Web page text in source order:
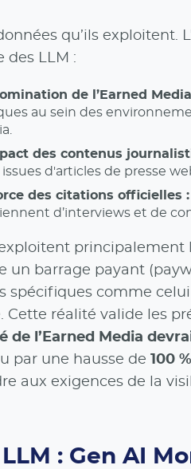
qu’ils exploitent.
des LLM :
de l’Earned
au sein des
des contenus
d'articles de presse
des citations officielles :
d’interviews et de
exploitent principalement
un barrage payant
spécifiques comme
Cette réalité valide les
de l’Earned Media
par une hausse de 100
aux exigences de la
: Gen AI